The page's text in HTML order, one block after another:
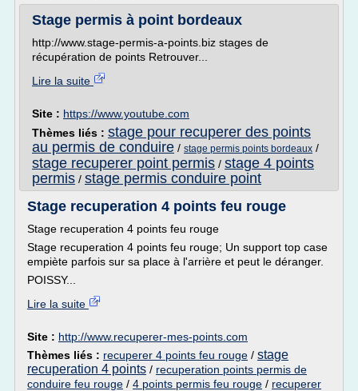
Stage permis à point bordeaux
http://www.stage-permis-a-points.biz stages de
récupération de points Retrouver...
Lire la suite
Site : https://www.youtube.com
Thèmes liés : stage pour recuperer des points
au permis de conduire / stage permis points bordeaux /
stage recuperer point permis / stage 4 points
permis / stage permis conduire point
Stage recuperation 4 points feu rouge
Stage recuperation 4 points feu rouge
Stage recuperation 4 points feu rouge; Un support top case
empiète parfois sur sa place à l'arrière et peut le déranger.
POISSY...
Lire la suite
Site : http://www.recuperer-mes-points.com
Thèmes liés : recuperer 4 points feu rouge / stage
recuperation 4 points / recuperation points permis de
conduire feu rouge / 4 points permis feu rouge / recuperer